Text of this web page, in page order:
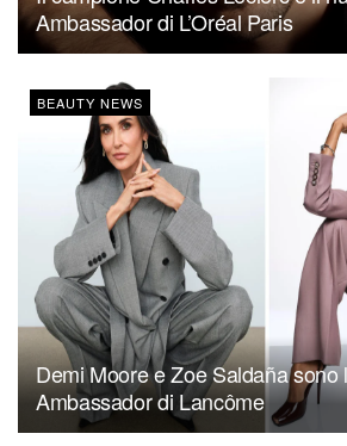
Ambassador di L’Oréal Paris
BEAUTY NEWS
Demi Moore e Zoe Saldaña sono
Ambassador di Lancôme